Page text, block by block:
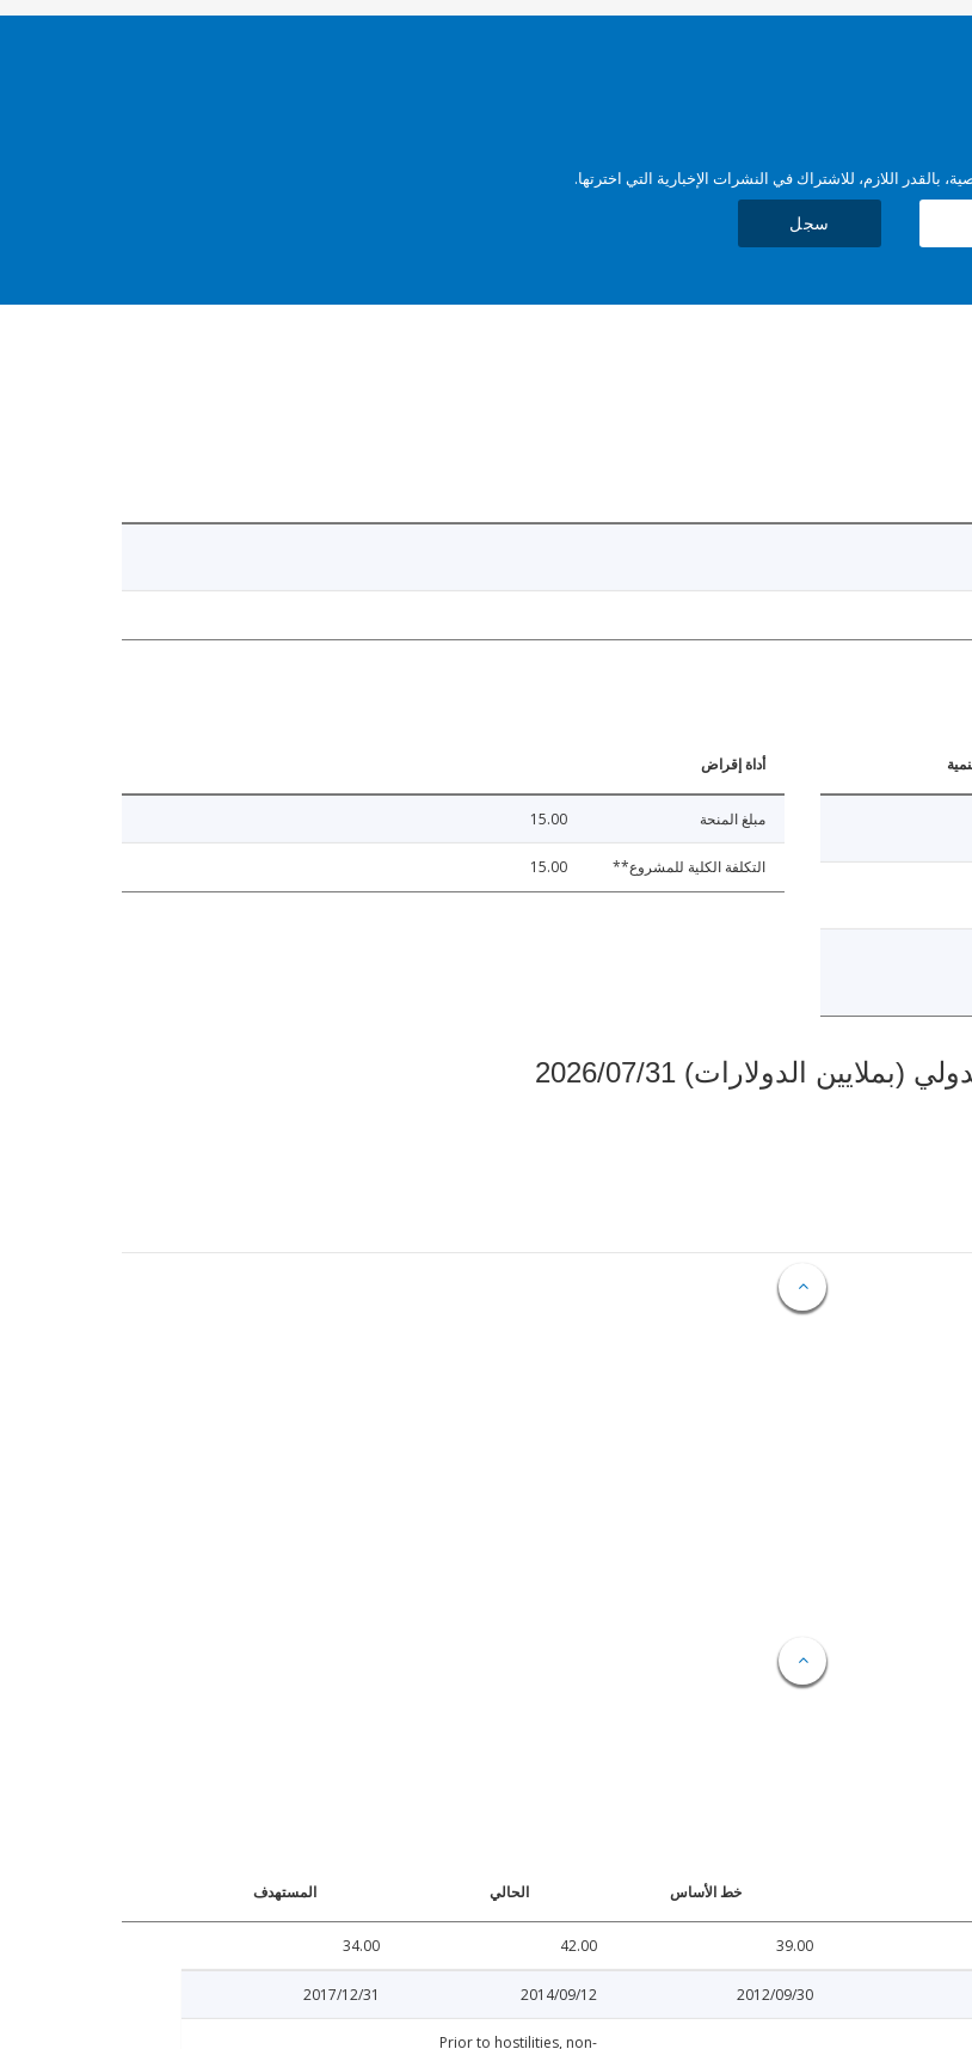
بالقدر اللازم، للاشتراك في النشرات الإخبارية التي اخترتها.
سجل
أداة إقراض
مبلغ المنحة 15.00
التكلفة الكلية للمشروع** 15.00
الدولارات) 2026/07/31
خط الأساس الحالي المستهدف
39.00
42.00
34.00
2012/09/30
2014/09/12
2017/12/31
Prior to hostilities, non-